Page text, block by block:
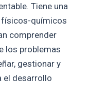
Tiene una
químicos
comprender
los problemas
gestionar y
el desarrollo